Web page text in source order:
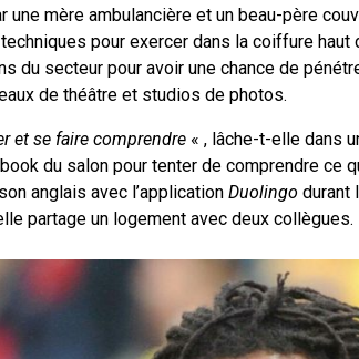
une mère ambulancière et un beau-père
pour exercer dans la coiffure haut
du secteur pour avoir une chance de
de théâtre et studios de photos.
et se faire comprendre « , lâche-t-elle dans
du salon pour tenter de comprendre ce
anglais avec l’application Duolingo durant
partage un logement avec deux collègues.